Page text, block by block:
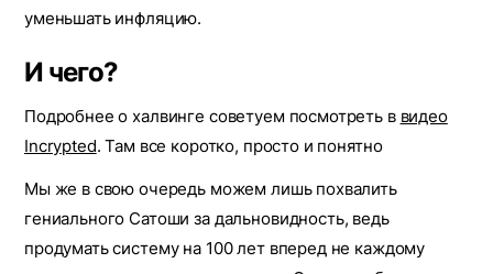
уменьшать инфляцию.
И чего?
Подробнее о халвинге советуем посмотреть в видео
Incrypted. Там все коротко, просто и понятно
Мы же в свою очередь можем лишь похвалить
гениального Сатоши за дальновидность, ведь
продумать систему на 100 лет вперед не каждому